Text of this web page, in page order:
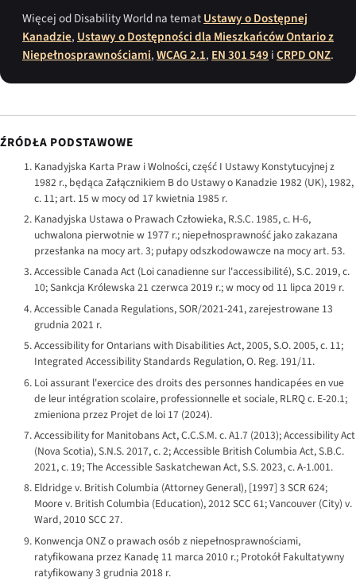
Więcej od Disability World na tematUstawy o Dostępnej
Kanadzie, Ustawy o Dostępności dla Mieszkańców Ontario z
Niepełnosprawnościami,WCAG 2.1, EN 301 549 iCRPD ONZ.
ŹRÓDŁA PODSTAWOWE
Kanadyjska Karta Praw i Wolności, część I Ustawy Konstytucyjnej z
1982 r., będąca Załącznikiem B do Ustawy o Kanadzie 1982 (UK), 1982,
c. 11; art. 15 w mocy od 17 kwietnia 1985 r.
Kanadyjska Ustawa o Prawach Człowieka, R.S.C. 1985, c. H-6,
uchwalona pierwotnie w 1977 r.; niepełnosprawność jako zakazana
przesłanka na mocy art. 3; pułapy odszkodowawcze na mocy art. 53.
Accessible Canada Act (Loi canadienne sur l'accessibilité), S.C. 2019, c.
10; Sankcja Królewska 21 czerwca 2019 r.; w mocy od 11 lipca 2019 r.
Accessible Canada Regulations, SOR/2021-241, zarejestrowane 13
grudnia 2021 r.
Accessibility for Ontarians with Disabilities Act, 2005, S.O. 2005, c. 11;
Integrated Accessibility Standards Regulation, O. Reg. 191/11.
Loi assurant l'exercice des droits des personnes handicapées en vue
de leur intégration scolaire, professionnelle et sociale, RLRQ c. E-20.1;
zmieniona przez Projet de loi 17 (2024).
Accessibility for Manitobans Act, C.C.S.M. c. A1.7 (2013); Accessibility Act
(Nova Scotia), S.N.S. 2017, c. 2; Accessible British Columbia Act, S.B.C.
2021, c. 19; The Accessible Saskatchewan Act, S.S. 2023, c. A-1.001.
Eldridge v. British Columbia (Attorney General), [1997] 3 SCR 624;
Moore v. British Columbia (Education), 2012 SCC 61;Vancouver (City) v.
Ward, 2010 SCC 27.
Konwencja ONZ o prawach osób z niepełnosprawnościami,
ratyfikowana przez Kanadę 11 marca 2010 r.; Protokół Fakultatywny
ratyfikowany 3 grudnia 2018 r.